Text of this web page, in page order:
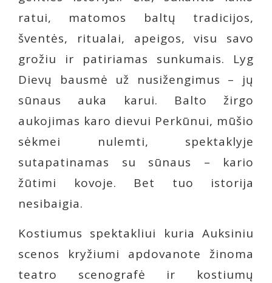
ratui, matomos baltų tradicijos,
šventės, ritualai, apeigos, visu savo
grožiu ir patiriamas sunkumais. Lyg
Dievų bausmė už nusižengimus – jų
sūnaus auka karui. Balto žirgo
aukojimas karo dievui Perkūnui, mūšio
sėkmei nulemti, spektaklyje
sutapatinamas su sūnaus – kario
žūtimi kovoje. Bet tuo istorija
nesibaigia.
Kostiumus spektakliui kuria Auksiniu
scenos kryžiumi apdovanote žinoma
teatro scenografė ir kostiumų